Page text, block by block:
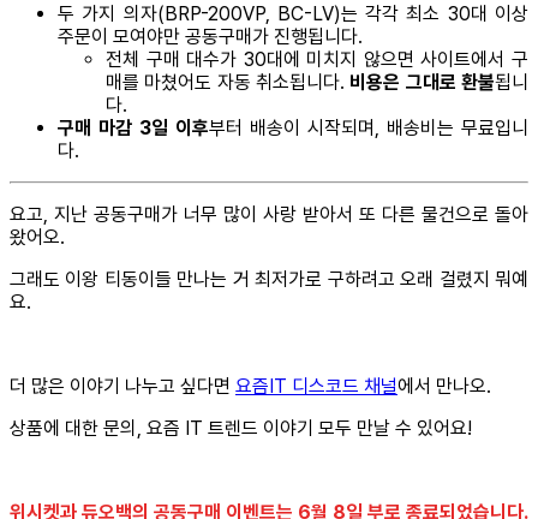
두 가지 의자(BRP-200VP, BC-LV)는 각각 최소 30대 이상
주문이 모여야만 공동구매가 진행됩니다.
전체 구매 대수가 30대에 미치지 않으면 사이트에서 구
매를 마쳤어도 자동 취소됩니다. 비용은 그대로 환불됩니
다.
구매 마감 3일 이후부터 배송이 시작되며, 배송비는 무료입니
다.
요고, 지난 공동구매가 너무 많이 사랑 받아서 또 다른 물건으로 돌아
왔어오.
그래도 이왕 티동이들 만나는 거 최저가로 구하려고 오래 걸렸지 뭐예
요.
더 많은 이야기 나누고 싶다면 요즘IT 디스코드 채널에서 만나오.
상품에 대한 문의, 요즘 IT 트렌드 이야기 모두 만날 수 있어요!
위시켓과 듀오백의 공동구매 이벤트는 6월 8일 부로 종료되었습니다.